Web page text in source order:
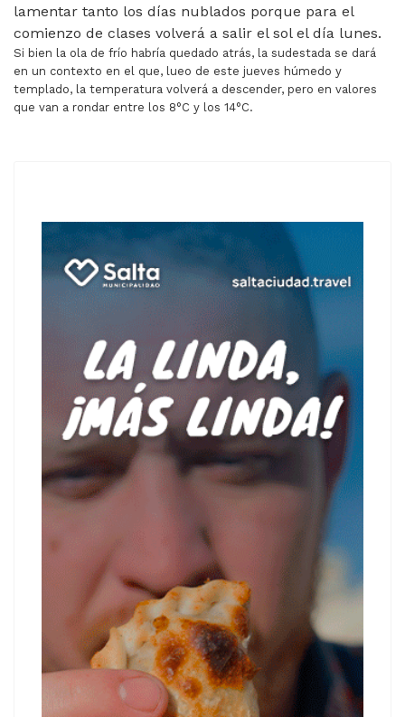
lamentar tanto los días nublados porque para el
comienzo de clases volverá a salir el sol el día lunes.
Si bien la ola de frío habría quedado atrás, la sudestada se dará
en un contexto en el que, lueo de este jueves húmedo y
templado, la temperatura volverá a descender, pero en valores
que van a rondar entre los 8°C y los 14°C.